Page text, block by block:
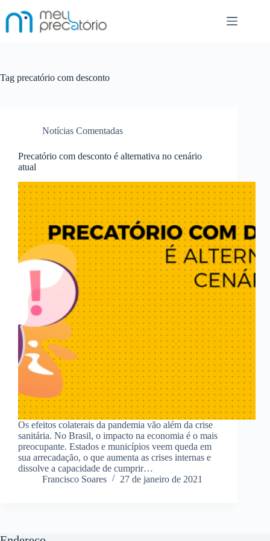
para
Tag precatório com desconto
Notícias Comentadas
Precatório com desconto é alternativa no cenário
atual
Os efeitos colaterais da pandemia vão além da crise
sanitária. No Brasil, o impacto na economia é o mais
preocupante. Estados e municípios veem queda em
sua arrecadação, o que aumenta as crises internas e
dissolve a capacidade de cumprir…
Francisco Soares
27 de janeiro de 2021